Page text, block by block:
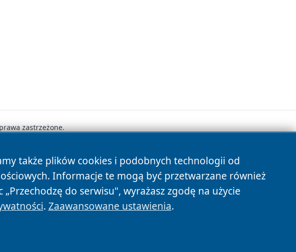
także plików cookies i podobnych technologii od
Informacje te mogą być przetwarzane również
do serwisu", wyrażasz zgodę na użycie
. Zaawansowane ustawienia.
zastrzeżone.
Polityka Cookies